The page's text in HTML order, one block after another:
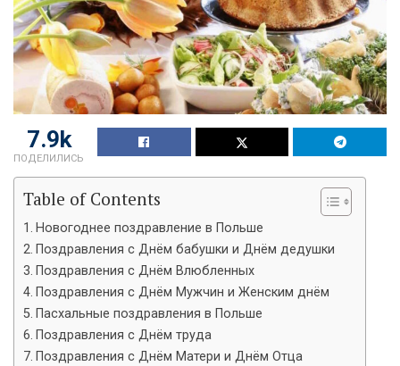
7.9k
ПОДЕЛИЛИСЬ
Table of Contents
Новогоднее поздравление в Польше
Поздравления с Днём бабушки и Днём дедушки
Поздравления с Днём Влюбленных
Поздравления с Днём Мужчин и Женским днём
Пасхальные поздравления в Польше
Поздравления с Днём труда
Поздравления с Днём Матери и Днём Отца